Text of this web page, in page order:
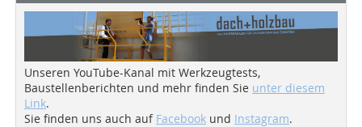
Unseren YouTube-Kanal mit Werkzeugtests,
Baustellenberichten und mehr finden Sie unter diesem
Link.
Sie finden uns auch auf Facebook und Instagram.